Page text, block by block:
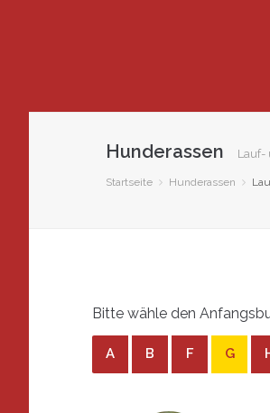
Hunderassen Lauf-
Startseite Hunderassen
Bitte wähle den
A B F G